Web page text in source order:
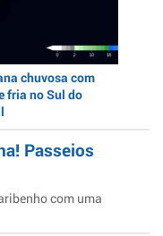
chuvosa com
fria no Sul do
Passeios
com uma